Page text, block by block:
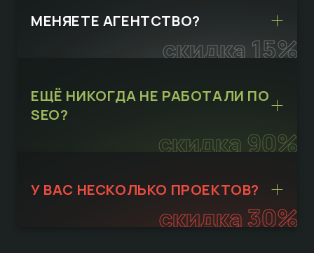
скидка 15%
МЕНЯЕТЕ АГЕНТСТВО?
скидка 90%
ЕЩЁ НИКОГДА НЕ РАБОТАЛИ ПО
SEO?
скидка 30%
У ВАС НЕСКОЛЬКО ПРОЕКТОВ?